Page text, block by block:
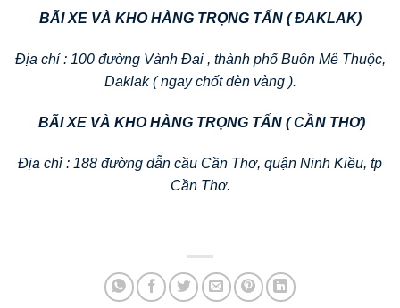
BÃI XE VÀ KHO HÀNG TRỌNG TẤN ( ĐAKLAK)
Địa chỉ : 100 đường Vành Đai , thành phố Buôn Mê Thuộc,
Daklak ( ngay chốt đèn vàng ).
BÃI XE VÀ KHO HÀNG TRỌNG TẤN ( CẦN THƠ)
Địa chỉ : 188 đường dẫn cầu Cần Thơ, quận Ninh Kiều, tp
Cần Thơ.